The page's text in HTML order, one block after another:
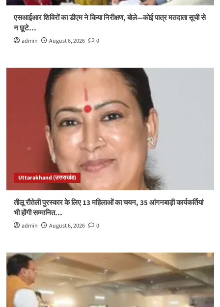
एसआईआर शिविरों का डीएम ने किया निरीक्षण, बोले—कोई पात्र मतदाता सूची से
न छूटे…
admin August 6, 2026 0
Uttarakhand (उत्तराखंड)
तीलू रौतेली पुरस्कार के लिए 13 महिलाओं का चयन, 35 आंगनबाड़ी कार्यकर्तियां
भी होंगी सम्मानित…
admin August 6, 2026 0